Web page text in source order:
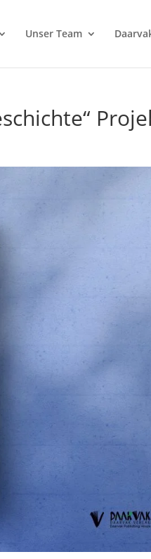
Unser Team